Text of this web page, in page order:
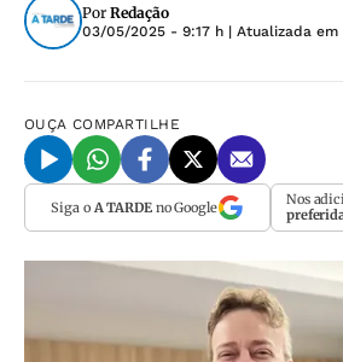
Por Redação
03/05/2025 - 9:17 h | Atualizada em
OUÇA COMPARTILHE
Siga o A TARDEno Google Nos